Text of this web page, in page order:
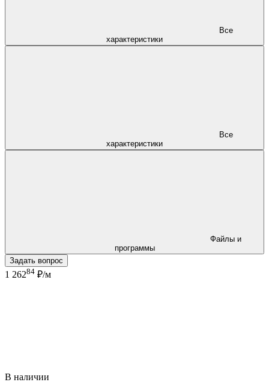
характеристики
характеристики
программы
Задать вопрос
1 26284 ₽/м
В наличии